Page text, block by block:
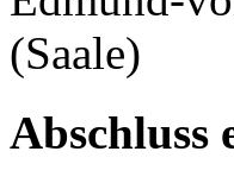
(Saale)
Abschluss